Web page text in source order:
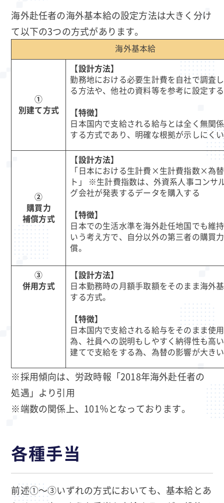
海外赴任者の海外基本給の設定方法は大きく分け
て以下の3つの方式があります。
海外基本給
①
別建て方式
【設計方法】
勤務地における必要生計費を自社で調査
る方法や、他社の資料等を参考に設定す
【特徴】
日本国内で支給される給与とは全く無関
する方式であり、明確な根拠が示しにく
②
購買力
補償方式
【設計方法】
「日本における生計費×生計費指数×為
ト」 ※生計費指数は、外資系人事コンサ
グ会社が発表するデータを購入する
【特徴】
日本での生活水準を海外赴任地国でも維
いう考え方で、自分以外の第三者の購買
償。
③
併用方式
【設計方法】
日本勤務時の月額手取額をそのまま海外
する方式。
【特徴】
日本国内で支給される給与をそのまま使
為、社員への説明もしやすく納得性も高
建てで支給をする為、為替の影響が大き
※採用傾向は、労政時報「2018年海外赴任者の
処遇」より引用
※端数の関係上、101％となっております。
各種手当
前述①～③いずれの方式においても、基本給とあ